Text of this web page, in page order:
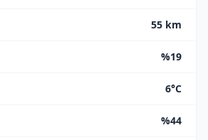
55 km
%19
6°C
%44